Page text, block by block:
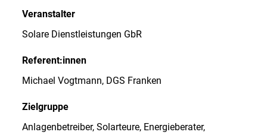
Veranstalter
Solare Dienstleistungen GbR
Referent:innen
Michael Vogtmann, DGS Franken
Zielgruppe
Anlagenbetreiber, Solarteure, Energieberater,